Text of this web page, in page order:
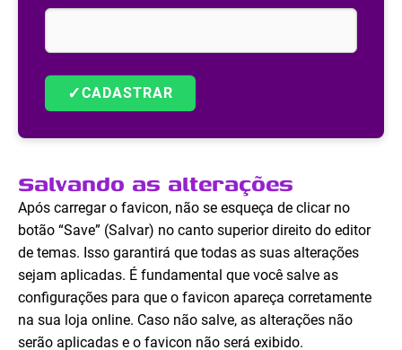
✓CADASTRAR
Salvando as alterações
Após carregar o favicon, não se esqueça de clicar no
botão “Save” (Salvar) no canto superior direito do editor
de temas. Isso garantirá que todas as suas alterações
sejam aplicadas. É fundamental que você salve as
configurações para que o favicon apareça corretamente
na sua loja online. Caso não salve, as alterações não
serão aplicadas e o favicon não será exibido.